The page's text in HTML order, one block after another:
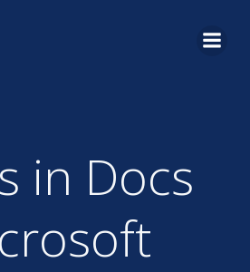
in Docs